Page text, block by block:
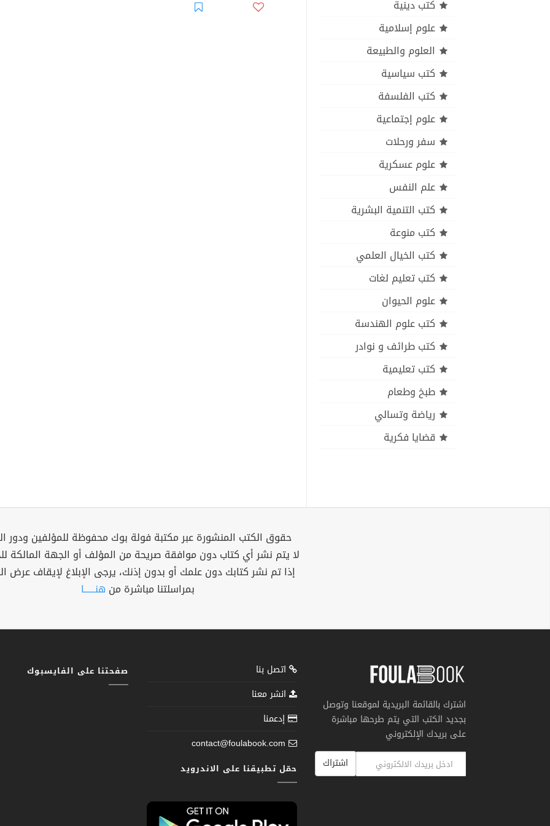
كتب دينية
علوم إسلامية
العلوم والطبيعة
كتب سياسية
كتب الفلسفة
علوم إجتماعية
سفر ورحلات
علوم عسكرية
علم النفس
كتب التنمية البشرية
كتب منوعة
كتب الخيال العلمي
كتب تعليم لغات
علوم الحيوان
كتب علوم الهندسة
كتب طرائف و نوادر
كتب تعليمية
طبخ وطعام
رياضة وتسالي
قضايا فكرية
حقوق الكتب المنشورة عبر مكتبة فولة بوك محفوظة للمؤلفين ودور
لا يتم نشر أي كتاب دون موافقة صريحة من المؤلف أو الجهة المالكة
إذا تم نشر كتابك دون علمك أو بدون إذنك، يرجى الإبلاغ لإيقاف عرض
بمراسلتنا مباشرة من هنــــــا
اشترك بالقائمة البريدية لموقعنا وتوصل
بجديد الكتب التي يتم طرحها مباشرة
على بريدك الإلكتروني
اشتراك
اتصل بنا
انشر معنا
إدعمنا
contact@foulabook.com
حمّل تطبيقنا على الاندرويد
صفحتنا على الفايسبوك